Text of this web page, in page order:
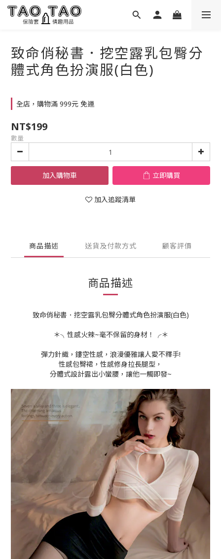
致命俏秘書．挖空露乳包臀分
體式角色扮演服(白色)
全店，購物滿 999元 免運
NT$199
數量
加入購物車 立即購買
加入追蹤清單
商品描述 送貨及付款方式 顧客評價
商品描述
致命俏秘書．挖空露乳包臀分體式角色扮演服(白色)
＊╮性感火辣~毫不保留的身材！╭＊
彈力針織，鏤空性感，浪漫優雅讓人愛不釋手!
性感包臀裙，性感修身拉長腿型，
分體式設計露出小蠻腰，讓他一觸即發~